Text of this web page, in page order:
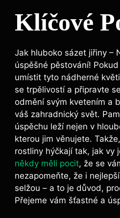
Klíčové⁤
Jak hluboko sázet jiřiny –
úspěšné pěstování!
umístit tyto nádherné
se trpělivostí‌ a připravte
odmění svým kvetením a
váš zahradnický svět.⁤
úspěchu leží nejen v
kterou jim věnujete.
rostliny hýčkají tak,‍ jak vy
někdy měli pocit, že se
nezapomeňte, že i
selžou – a to‌ je důvod,
⁤Přejeme vám šťastné a